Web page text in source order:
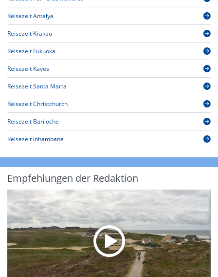
Reisezeit Antalya
Reisezeit Krakau
Reisezeit Fukuoka
Reisezeit Kayes
Reisezeit Santa Marta
Reisezeit Christchurch
Reisezeit Bariloche
Reisezeit Inhambane
Empfehlungen der Redaktion